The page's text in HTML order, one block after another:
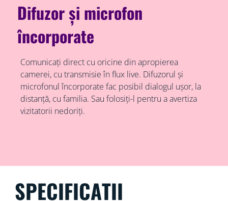
Difuzor și microfon
încorporate
Comunicați direct cu oricine din apropierea
camerei, cu transmisie în flux live. Difuzorul și
microfonul încorporate fac posibil dialogul ușor, la
distanță, cu familia. Sau folosiți-l pentru a avertiza
vizitatorii nedoriți.
SPECIFICAȚII